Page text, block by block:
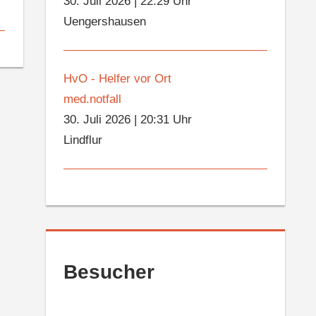
Uengershausen
HvO - Helfer vor Ort
med.notfall
30. Juli 2026 |20:31 Uhr
Lindflur
Besucher